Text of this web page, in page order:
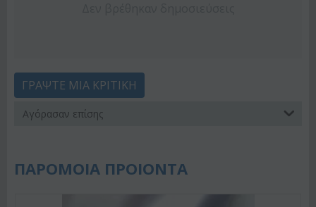
ΓΡΆΨΤΕ ΜΙΑ ΚΡΙΤΙΚΉ
Αγόρασαν επίσης
ΠΑΡΟΜΟΙΑ ΠΡΟΙΟΝΤΑ